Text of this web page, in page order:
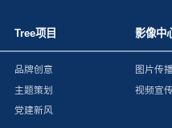
Tree项目
品牌创意
主题策划
党建新风
影像中
图片传
视频宣